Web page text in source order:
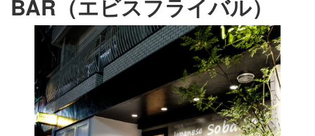
BAR（エビスフライバル）